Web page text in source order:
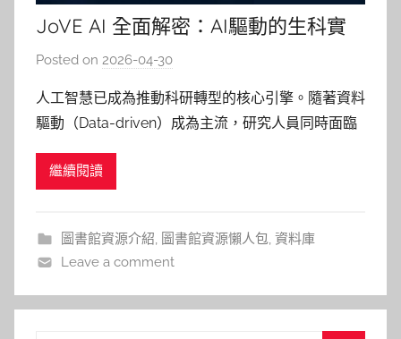
JoVE AI 全面解密：AI驅動的生科實
驗與教學革新
Posted on 2026-04-30
巴
詠
人工智慧已成為推動科研轉型的核心引擎。隨著資料
驅動（Data-driven）成為主流，研究人員同時面臨
的嚴格要求。AI 的分析能力再強大，若底層數據無
準
繼續閱讀
圖書館資源介紹, 圖書館資源懶人包, 資料庫
Leave a comment